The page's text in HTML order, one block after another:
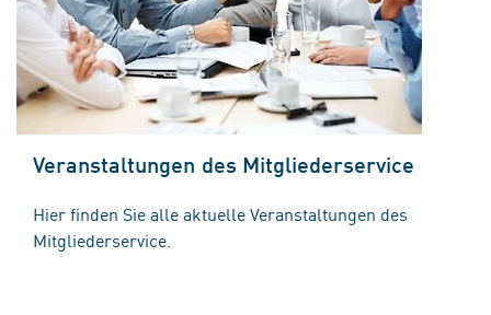
Veranstaltungen des Mitgliederservice
Hier finden Sie alle aktuelle Veranstaltungen des
Mitgliederservice.